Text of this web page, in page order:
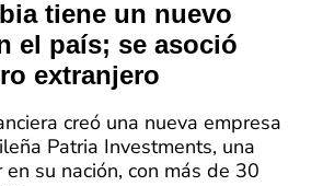
tiene un nuevo
el país; se asoció
extranjero
creó una nueva empresa
Patria Investments, una
su nación, con más de 30